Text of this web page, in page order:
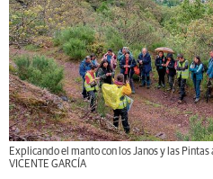
Explicando el manto con los Janos y las
VICENTE GARCÍA